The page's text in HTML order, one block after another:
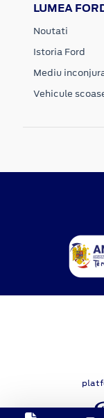
LUMEA
Noutati
Istoria Ford
Mediu
Vehicule